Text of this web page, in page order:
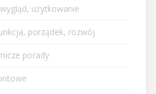
użytkowanie
porządek, rozwój
porady